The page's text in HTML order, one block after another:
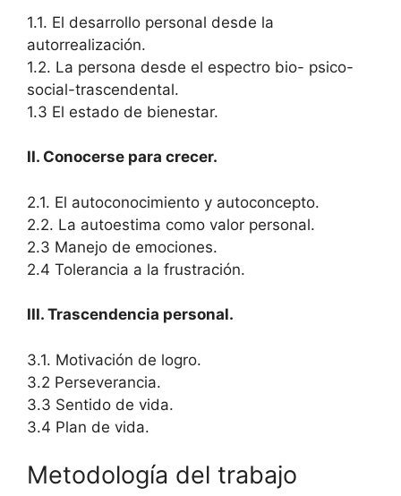
1.1. El desarrollo personal desde la
autorrealización.
1.2. La persona desde el espectro bio- psico-
social-trascendental.
1.3 El estado de bienestar.
II. Conocerse para crecer.
2.1. El autoconocimiento y autoconcepto.
2.2. La autoestima como valor personal.
2.3 Manejo de emociones.
2.4 Tolerancia a la frustración.
III. Trascendencia personal.
3.1. Motivación de logro.
3.2 Perseverancia.
3.3 Sentido de vida.
3.4 Plan de vida.
Metodología del trabajo